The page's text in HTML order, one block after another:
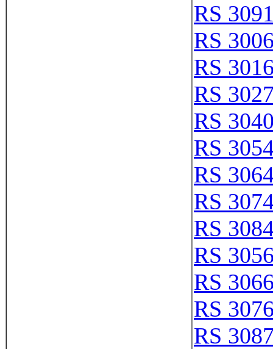
RS
RS
RS
RS
RS
RS
RS
RS
RS
RS
RS
RS
RS